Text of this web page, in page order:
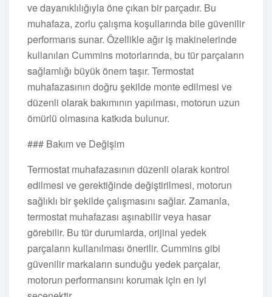
ve dayanıklılığıyla öne çıkan bir parçadır. Bu
muhafaza, zorlu çalışma koşullarında bile güvenilir
performans sunar. Özellikle ağır iş makinelerinde
kullanılan Cummins motorlarında, bu tür parçaların
sağlamlığı büyük önem taşır. Termostat
muhafazasının doğru şekilde monte edilmesi ve
düzenli olarak bakımının yapılması, motorun uzun
ömürlü olmasına katkıda bulunur.
### Bakım ve Değişim
Termostat muhafazasının düzenli olarak kontrol
edilmesi ve gerektiğinde değiştirilmesi, motorun
sağlıklı bir şekilde çalışmasını sağlar. Zamanla,
termostat muhafazası aşınabilir veya hasar
görebilir. Bu tür durumlarda, orijinal yedek
parçaların kullanılması önerilir. Cummins gibi
güvenilir markaların sunduğu yedek parçalar,
motorun performansını korumak için en iyi